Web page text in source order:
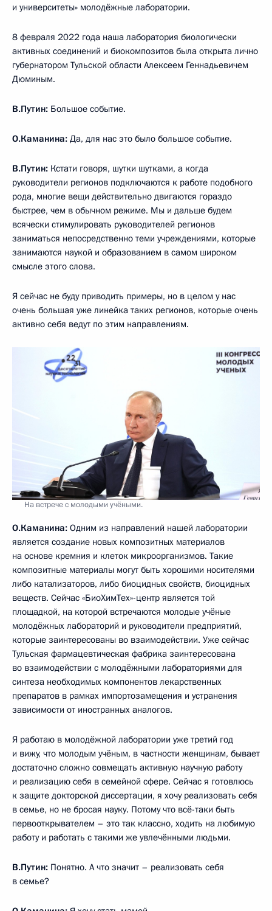
и университеты» молодёжные лаборатории.
8 февраля 2022 года наша лаборатория биологически
активных соединений и биокомпозитов была открыта лично
губернатором Тульской области Алексеем Геннадьевичем
Дюминым.
В.Путин: Большое событие.
О.Каманина: Да, для нас это было большое событие.
В.Путин: Кстати говоря, шутки шутками, а когда
руководители регионов подключаются к работе подобного
рода, многие вещи действительно двигаются гораздо
быстрее, чем в обычном режиме. Мы и дальше будем
всячески стимулировать руководителей регионов
заниматься непосредственно теми учреждениями, которые
занимаются наукой и образованием в самом широком
смысле этого слова.
Я сейчас не буду приводить примеры, но в целом у нас
очень большая уже линейка таких регионов, которые очень
активно себя ведут по этим направлениям.
На встрече с молодыми учёными.
О.Каманина: Одним из направлений нашей лаборатории
является создание новых композитных материалов
на основе кремния и клеток микроорганизмов. Такие
композитные материалы могут быть хорошими носителями
либо катализаторов, либо биоцидных свойств, биоцидных
веществ. Сейчас «БиоХимТех»-центр является той
площадкой, на которой встречаются молодые учёные
молодёжных лабораторий и руководители предприятий,
которые заинтересованы во взаимодействии. Уже сейчас
Тульская фармацевтическая фабрика заинтересована
во взаимодействии с молодёжными лабораториями для
синтеза необходимых компонентов лекарственных
препаратов в рамках импортозамещения и устранения
зависимости от иностранных аналогов.
Я работаю в молодёжной лаборатории уже третий год
и вижу, что молодым учёным, в частности женщинам, бывает
достаточно сложно совмещать активную научную работу
и реализацию себя в семейной сфере. Сейчас я готовлюсь
к защите докторской диссертации, я хочу реализовать себя
в семье, но не бросая науку. Потому что всё-таки быть
первооткрывателем – это так классно, ходить на любимую
работу и работать с такими же увлечёнными людьми.
В.Путин: Понятно. А что значит – реализовать себя
в семье?